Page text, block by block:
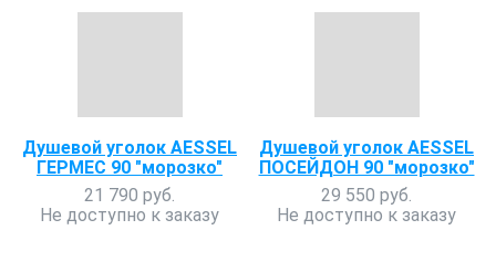
Душевой уголок AESSEL
ГЕРМЕС 90 "морозко"
21 790 руб.
Не доступно к заказу
Душевой уголок AESSEL
ПОСЕЙДОН 90 "морозко"
29 550 руб.
Не доступно к заказу